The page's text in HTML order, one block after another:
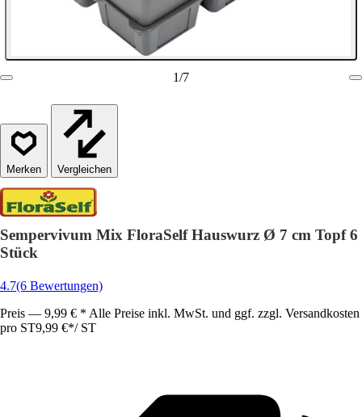
1/7
Vergleichen
Sempervivum Mix FloraSelf Hauswurz Ø 7 cm Topf 6
Stück
4.7(6 Bewertungen)
Preis — 9,99 € * Alle Preise inkl. MwSt. und ggf. zzgl. Versandkosten
pro ST9,99 €*/ ST